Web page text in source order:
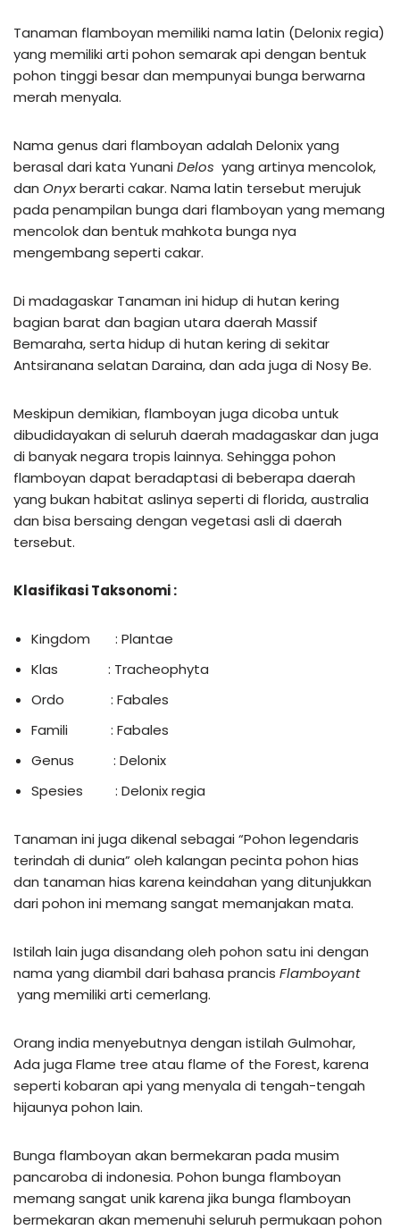
Tanaman flamboyan memiliki nama latin (Delonix regia)
yang memiliki arti pohon semarak api dengan bentuk
pohon tinggi besar dan mempunyai bunga berwarna
merah menyala.
Nama genus dari flamboyan adalah Delonix yang
berasal dari kata YunaniDelos yang artinya mencolok,
dan Onyxberarti cakar. Nama latin tersebut merujuk
pada penampilan bunga dari flamboyan yang memang
mencolok dan bentuk mahkota bunga nya
mengembang seperti cakar.
Di madagaskar Tanaman ini hidup di hutan kering
bagian barat dan bagian utara daerah Massif
Bemaraha, serta hidup di hutan kering di sekitar
Antsiranana selatan Daraina, dan ada juga di Nosy Be.
Meskipun demikian, flamboyan juga dicoba untuk
dibudidayakan di seluruh daerah madagaskar dan juga
di banyak negara tropis lainnya. Sehingga pohon
flamboyan dapat beradaptasi di beberapa daerah
yang bukan habitat aslinya seperti di florida, australia
dan bisa bersaing dengan vegetasi asli di daerah
tersebut.
Klasifikasi Taksonomi:
Kingdom : Plantae
Klas : Tracheophyta
Ordo : Fabales
Famili : Fabales
Genus : Delonix
Spesies : Delonix regia
Tanaman ini juga dikenal sebagai “Pohon legendaris
terindah di dunia” oleh kalangan pecinta pohon hias
dan tanaman hias karena keindahan yang ditunjukkan
dari pohon ini memang sangat memanjakan mata.
Istilah lain juga disandang oleh pohon satu ini dengan
nama yang diambil dari bahasa prancis Flamboyant
yang memiliki arti cemerlang.
Orang india menyebutnya dengan istilah Gulmohar,
Ada juga Flame tree atau flame of the Forest, karena
seperti kobaran api yang menyala di tengah-tengah
hijaunya pohon lain.
Bunga flamboyan akan bermekaran pada musim
pancaroba di indonesia. Pohon bunga flamboyan
memang sangat unik karena jika bunga flamboyan
bermekaran akan memenuhi seluruh permukaan pohon